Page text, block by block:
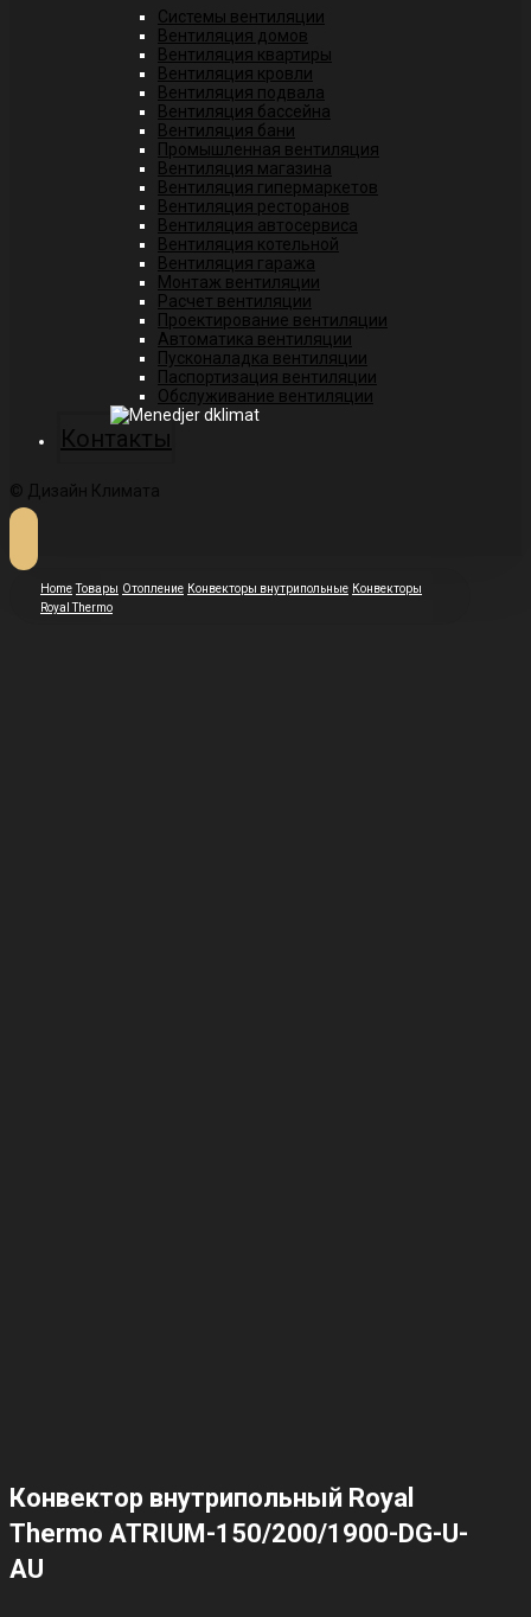
Системы вентиляции
Вентиляция домов
Вентиляция квартиры
Вентиляция кровли
Вентиляция подвала
Вентиляция бассейна
Вентиляция бани
Промышленная вентиляция
Вентиляция магазина
Вентиляция гипермаркетов
Вентиляция ресторанов
Вентиляция автосервиса
Вентиляция котельной
Вентиляция гаража
Монтаж вентиляции
Расчет вентиляции
Проектирование вентиляции
Автоматика вентиляции
Пусконаладка вентиляции
Паспортизация вентиляции
Обслуживание вентиляции
Контакты
© Дизайн Климата
Home Товары Отопление Конвекторы внутрипольные Конвекторы
Royal Thermo
Конвектор внутрипольный Royal
Thermo ATRIUM-150/200/1900-DG-U-
AU